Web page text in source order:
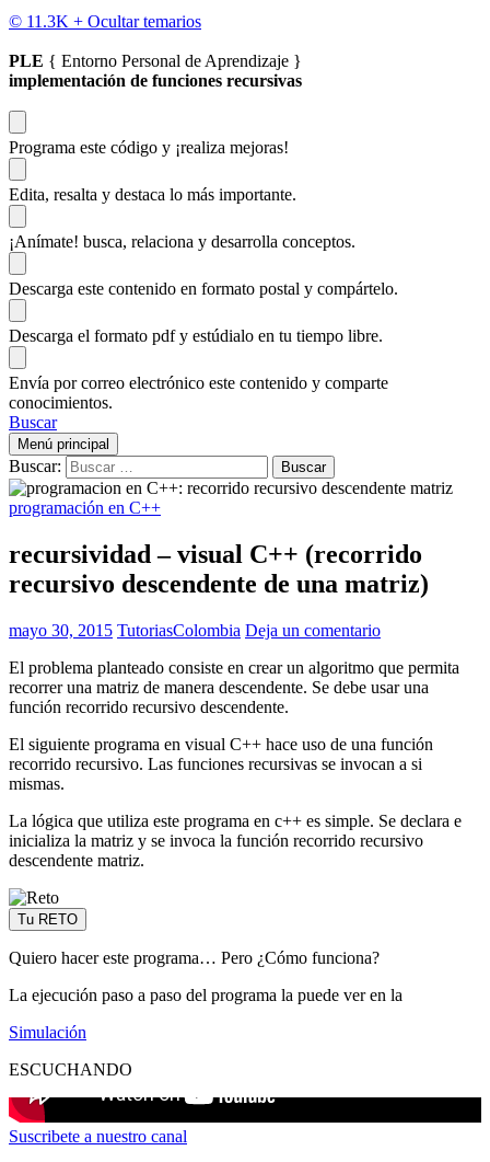
© 11.3K + Ocultar temarios
PLE { Entorno Personal de Aprendizaje }
implementación de funciones recursivas
Programa este código y ¡realiza mejoras!
Edita, resalta y destaca lo más importante.
¡Anímate! busca, relaciona y desarrolla conceptos.
Descarga este contenido en formato postal y compártelo.
Descarga el formato pdf y estúdialo en tu tiempo libre.
Envía por correo electrónico este contenido y comparte
conocimientos.
Buscar
Menú principal
Buscar:
programación en C++
recursividad – visual C++ (recorrido
recursivo descendente de una matriz)
mayo 30, 2015 TutoriasColombia Deja un comentario
El problema planteado consiste en crear un algoritmo que permita
recorrer una matriz de manera descendente. Se debe usar una
función recorrido recursivo descendente.
El siguiente programa en visual C++ hace uso de una función
recorrido recursivo. Las funciones recursivas se invocan a si
mismas.
La lógica que utiliza este programa en c++ es simple. Se declara e
inicializa la matriz y se invoca la función recorrido recursivo
descendente matriz.
Tu RETO
Quiero hacer este programa… Pero ¿Cómo funciona?
La ejecución paso a paso del programa la puede ver en la
Simulación
ESCUCHANDO
Suscribete a nuestro canal